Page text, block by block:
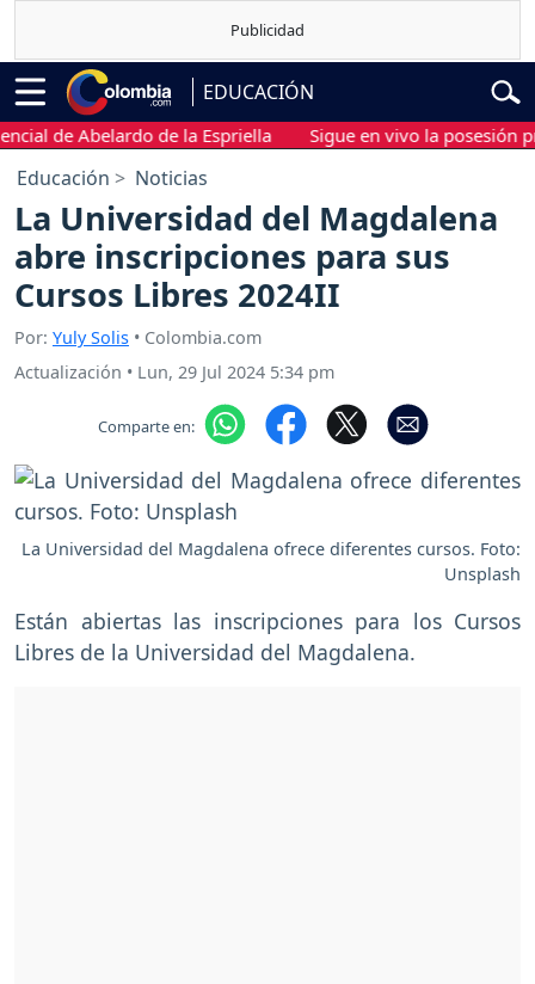
EDUCACIÓN
de Abelardo de la Espriella Sigue en vivo la posesión
Educación Noticias
La Universidad del Magdalena
abre inscripciones para sus
Cursos Libres 2024II
Por: Yuly Solis • Colombia.com
Actualización • Lun, 29 Jul 2024 5:34 pm
Comparte en:
La Universidad del Magdalena ofrece diferentes cursos. Foto:
Unsplash
Están abiertas las inscripciones para los Cursos
Libres de la Universidad del Magdalena.